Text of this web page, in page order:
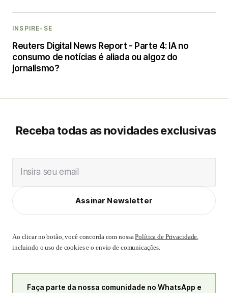
INSPIRE-SE
Reuters Digital News Report - Parte 4: IA no
consumo de notícias é aliada ou algoz do
jornalismo?
Receba todas as novidades exclusivas
Insira seu email
Assinar Newsletter
Ao clicar no botão, você concorda com nossaPolítica de Privacidade,
incluindo o uso de cookies e o envio de comunicações.
Faça parte da nossa comunidade no WhatsApp e